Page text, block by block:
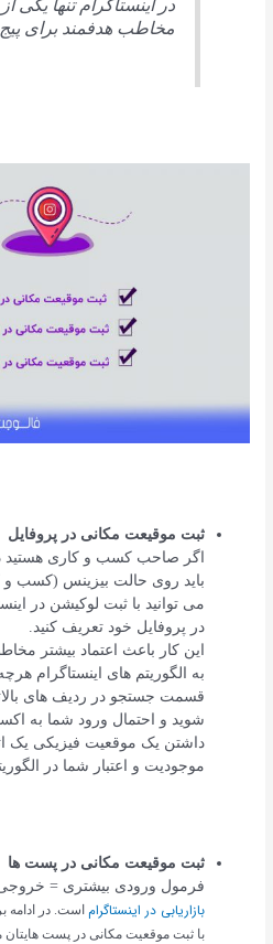
در اینستاگرام تنها یکی
مخاطب هدفمند برای
ثبت موقیعت مکانی در پروفایل
اگر صاحب کسب و کاری هستید
باید روی حالت بیزینس (کسب و
می توانید با ثبت لوکیشن در
در پروفایل خود تعریف کنید.
این کار باعث اعتماد بیشتر
به الگوریتم های اینستاگرام
قسمت جستجو در ردیف های
شوید و احتمال ورود شما به
داشتن یک موقعیت فیزیکی یک
موجودیت و اعتبار شما در
ثبت موقیعت مکانی در پست ها
فرمول ورودی بیشتری =
بازاریابی در اینستاگرام است. در ادامه
با ثبت موقعیت مکانی در پست هایتان